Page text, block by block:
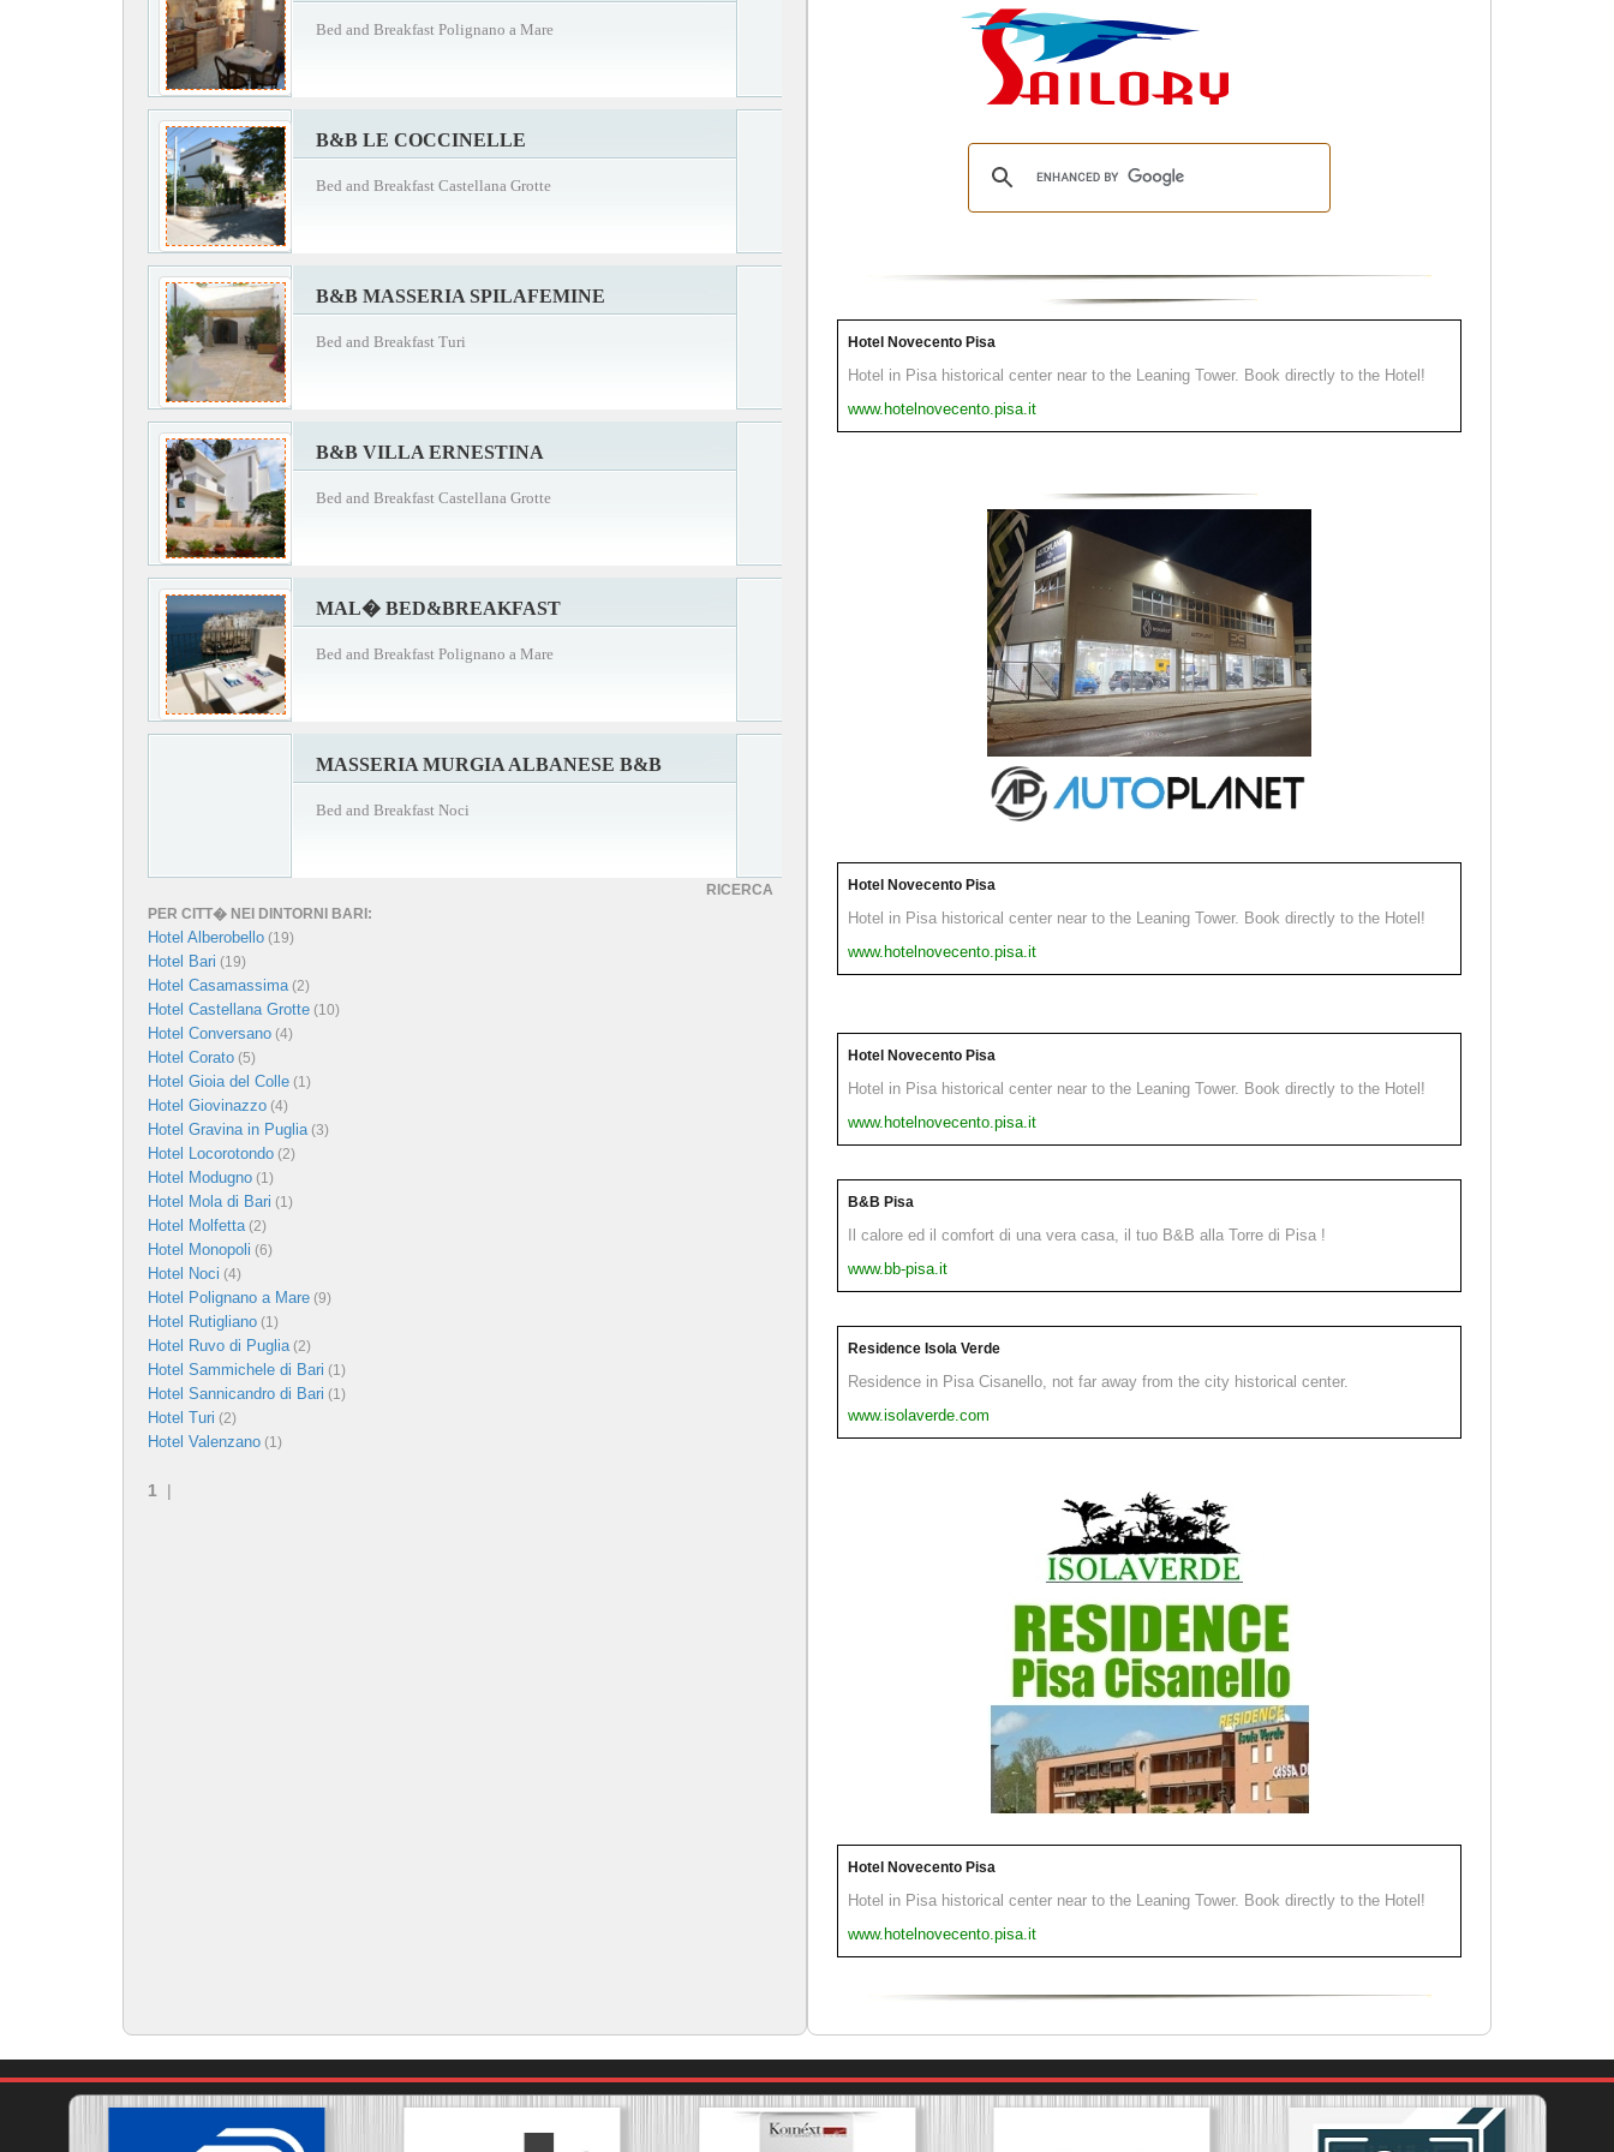
Bed and Breakfast Polignano a Mare
B&B LE COCCINELLE
Bed and Breakfast Castellana Grotte
B&B MASSERIA SPILAFEMINE
Bed and Breakfast Turi
B&B VILLA ERNESTINA
Bed and Breakfast Castellana Grotte
MAL� BED&BREAKFAST
Bed and Breakfast Polignano a Mare
MASSERIA MURGIA ALBANESE B&B
Bed and Breakfast Noci
RICERCA
PER CITT� NEI DINTORNI BARI:
Hotel Alberobello (19)
Hotel Bari (19)
Hotel Casamassima(2)
Hotel Castellana Grotte (10)
Hotel Conversano (4)
Hotel Corato (5)
Hotel Gioia del Colle (1)
Hotel Giovinazzo (4)
Hotel Gravina in Puglia(3)
Hotel Locorotondo (2)
Hotel Modugno (1)
Hotel Mola di Bari (1)
Hotel Molfetta(2)
Hotel Monopoli (6)
Hotel Noci (4)
Hotel Polignano a Mare (9)
Hotel Rutigliano (1)
Hotel Ruvo di Puglia(2)
Hotel Sammichele di Bari (1)
Hotel Sannicandro di Bari (1)
Hotel Turi (2)
Hotel Valenzano (1)
1 |
Hotel Novecento Pisa
Hotel in Pisa historical center near to the Leaning Tower. Book directly to the Hotel!
www.hotelnovecento.pisa.it
Hotel Novecento Pisa
Hotel in Pisa historical center near to the Leaning Tower. Book directly to the Hotel!
www.hotelnovecento.pisa.it
Hotel Novecento Pisa
Hotel in Pisa historical center near to the Leaning Tower. Book directly to the Hotel!
www.hotelnovecento.pisa.it
B&B Pisa
Il calore ed il comfort di una vera casa, il tuo B&B alla Torre di Pisa !
www.bb-pisa.it
Residence Isola Verde
Residence in Pisa Cisanello, not far away from the city historical center.
www.isolaverde.com
Hotel Novecento Pisa
Hotel in Pisa historical center near to the Leaning Tower. Book directly to the Hotel!
www.hotelnovecento.pisa.it